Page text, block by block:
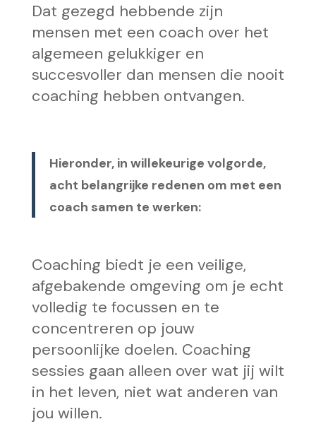
Dat gezegd hebbende zijn
mensen met een coach over het
algemeen gelukkiger en
succesvoller dan mensen die nooit
coaching hebben ontvangen.
Hieronder, in willekeurige volgorde,
acht belangrijke redenen om met een
coach samen te werken:
Coaching biedt je een veilige,
afgebakende omgeving om je echt
volledig te focussen en te
concentreren op jouw
persoonlijke doelen. Coaching
sessies gaan alleen over wat jij wilt
in het leven, niet wat anderen van
jou willen.